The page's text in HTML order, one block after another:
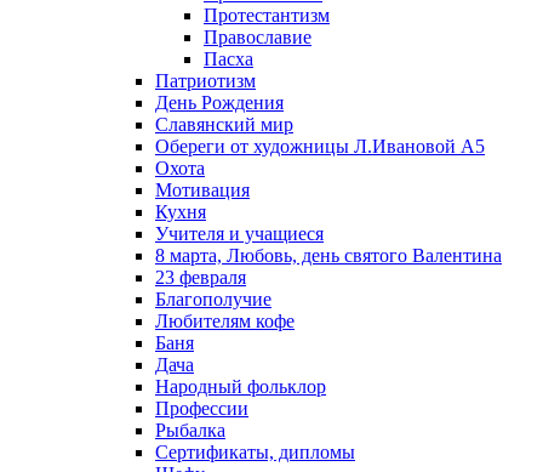
Протестантизм
Православие
Пасха
Патриотизм
День Рождения
Славянский мир
Обереги от художницы Л.Ивановой А5
Охота
Мотивация
Кухня
Учителя и учащиеся
8 марта, Любовь, день святого Валентина
23 февраля
Благополучие
Любителям кофе
Баня
Дача
Народный фольклор
Профессии
Рыбалка
Сертификаты, дипломы